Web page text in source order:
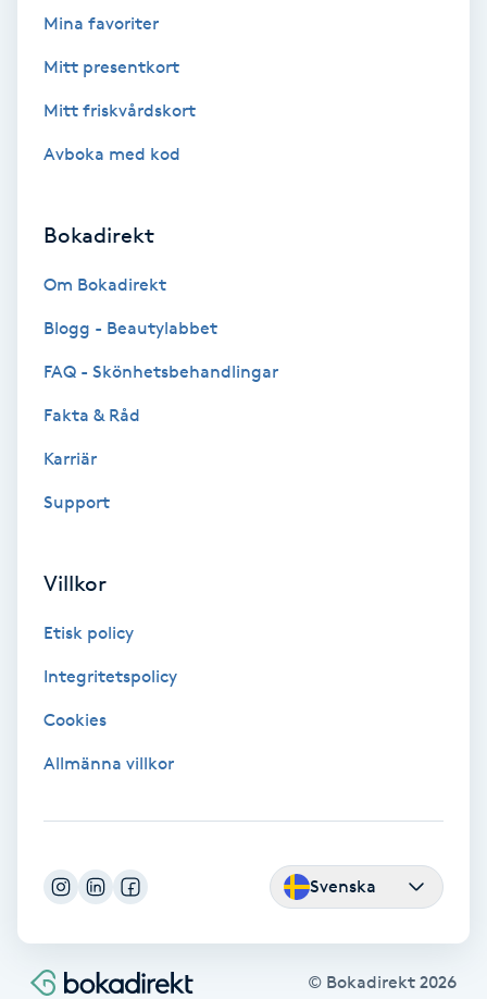
Koppningsmassage
Kosmetisk tatuering
Kroppsinpackning
Käkledsbehandling
Kärlbehandling
Laserbehandling
Lashlift Keratin
LED-ljusterapi
LPG-behandling
LPG-massage
Luggklippning
Mina favoriter
Mitt presentkort
Mitt friskvårdskort
Avboka med kod
Bokadirekt
Om Bokadirekt
Blogg - Beautylabbet
FAQ - Skönhetsbehandlingar
Fakta & Råd
Karriär
Support
Villkor
Etisk policy
Integritetspolicy
Cookies
Allmänna villkor
Svenska
© Bokadirekt 2026